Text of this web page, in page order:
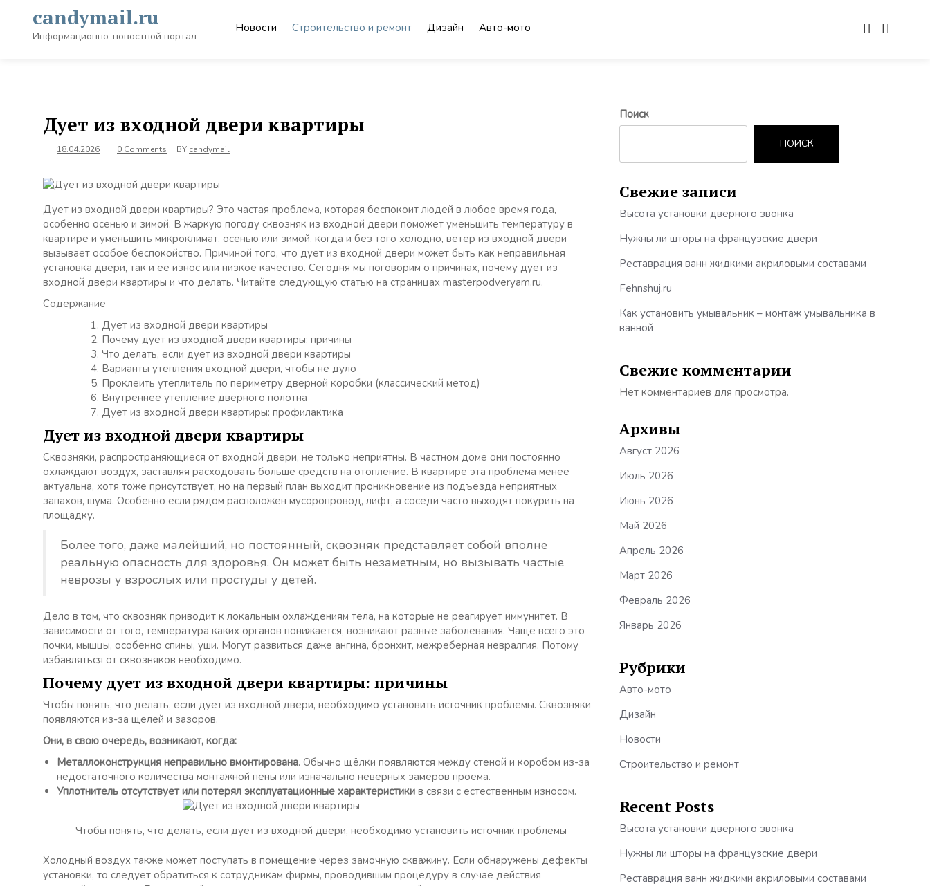
content
candymail.ru
Информационно-новостной портал
Новости Строительство и ремонт Дизайн Авто-мото
Дует из входной двери квартиры
18.04.2026 0 Comments BY candymail
Дует из входной двери квартиры? Это частая проблема, которая беспокоит людей в любое время года,
особенно осенью и зимой. В жаркую погоду сквозняк из входной двери поможет уменьшить температуру в
квартире и уменьшить микроклимат, осенью или зимой, когда и без того холодно, ветер из входной двери
вызывает особое беспокойство. Причиной того, что дует из входной двери может быть как неправильная
установка двери, так и ее износ или низкое качество. Сегодня мы поговорим о причинах, почему дует из
входной двери квартиры и что делать. Читайте следующую статью на страницах masterpodveryam.ru.
Содержание
Дует из входной двери квартиры
Почему дует из входной двери квартиры: причины
Что делать, если дует из входной двери квартиры
Варианты утепления входной двери, чтобы не дуло
Проклеить утеплитель по периметру дверной коробки (классический метод)
Внутреннее утепление дверного полотна
Дует из входной двери квартиры: профилактика
Дует из входной двери квартиры
Сквозняки, распространяющиеся от входной двери, не только неприятны. В частном доме они постоянно
охлаждают воздух, заставляя расходовать больше средств на отопление. В квартире эта проблема менее
актуальна, хотя тоже присутствует, но на первый план выходит проникновение из подъезда неприятных
запахов, шума. Особенно если рядом расположен мусоропровод, лифт, а соседи часто выходят покурить на
площадку.
Более того, даже малейший, но постоянный, сквозняк представляет собой вполне
реальную опасность для здоровья. Он может быть незаметным, но вызывать частые
неврозы у взрослых или простуды у детей.
Дело в том, что сквозняк приводит к локальным охлаждениям тела, на которые не реагирует иммунитет. В
зависимости от того, температура каких органов понижается, возникают разные заболевания. Чаще всего это
почки, мышцы, особенно спины, уши. Могут развиться даже ангина, бронхит, межреберная невралгия. Потому
избавляться от сквозняков необходимо.
Почему дует из входной двери квартиры: причины
Чтобы понять, что делать, если дует из входной двери, необходимо установить источник проблемы. Сквозняки
появляются из-за щелей и зазоров.
Они, в свою очередь, возникают, когда:
Металлоконструкция неправильно вмонтирована. Обычно щёлки появляются между стеной и коробом из-за
недостаточного количества монтажной пены или изначально неверных замеров проёма.
Уплотнитель отсутствует или потерял эксплуатационные характеристики в связи с естественным износом.
Чтобы понять, что делать, если дует из входной двери, необходимо установить источник проблемы
Холодный воздух также может поступать в помещение через замочную скважину. Если обнаружены дефекты
установки, то следует обратиться к сотрудникам фирмы, проводившим процедуру в случае действия
Поиск
ПОИСК
Свежие записи
Высота установки дверного звонка
Нужны ли шторы на французские двери
Реставрация ванн жидкими акриловыми составами
Fehnshuj.ru
Как установить умывальник – монтаж умывальника в
ванной
Свежие комментарии
Нет комментариев для просмотра.
Архивы
Август 2026
Июль 2026
Июнь 2026
Май 2026
Апрель 2026
Март 2026
Февраль 2026
Январь 2026
Рубрики
Авто-мото
Дизайн
Новости
Строительство и ремонт
Recent Posts
Высота установки дверного звонка
Нужны ли шторы на французские двери
Реставрация ванн жидкими акриловыми составами